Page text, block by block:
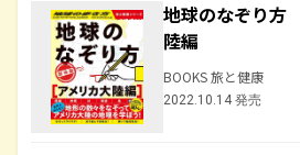
地球のなぞり
陸編
BOOKS 旅と健康
2022.10.14 発売